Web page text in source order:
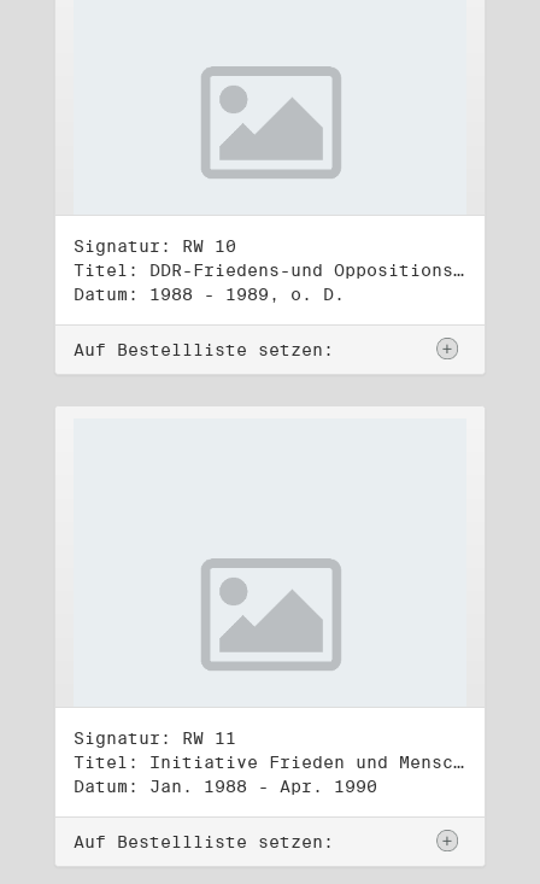
Signatur: RW 10
Titel: DDR-Friedens-und Oppositionsbewegung (3)
Datum: 1988 - 1989, o. D.
Auf Bestellliste setzen:
Signatur: RW 11
Titel: Initiative Frieden und Menschenrechte (1)
Datum: Jan. 1988 - Apr. 1990
Auf Bestellliste setzen: